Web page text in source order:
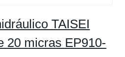
TAISEI
20 micras EP910-